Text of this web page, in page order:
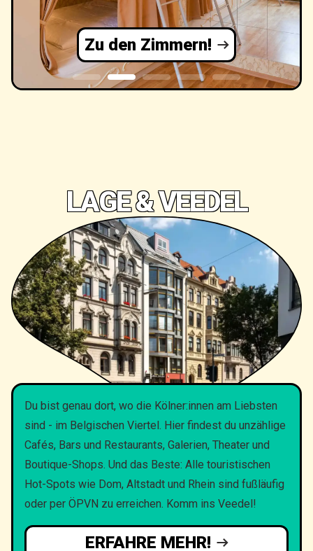
Zu den Zimmern!
LAGE & VEEDEL
Du bist genau dort, wo die Kölner:innen am Liebsten
sind - im Belgischen Viertel. Hier findest du unzählige
Cafés, Bars und Restaurants, Galerien, Theater und
Boutique-Shops. Und das Beste: Alle touristischen
Hot-Spots wie Dom, Altstadt und Rhein sind fußläufig
oder per ÖPVN zu erreichen. Komm ins Veedel!
ERFAHRE MEHR!